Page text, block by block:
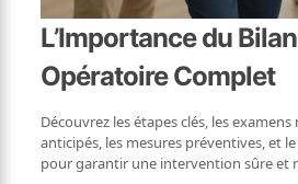
L’Importance du
Opératoire Complet
Découvrez les étapes clés, les examens
anticipés, les mesures préventives, et
pour garantir une intervention sûre et